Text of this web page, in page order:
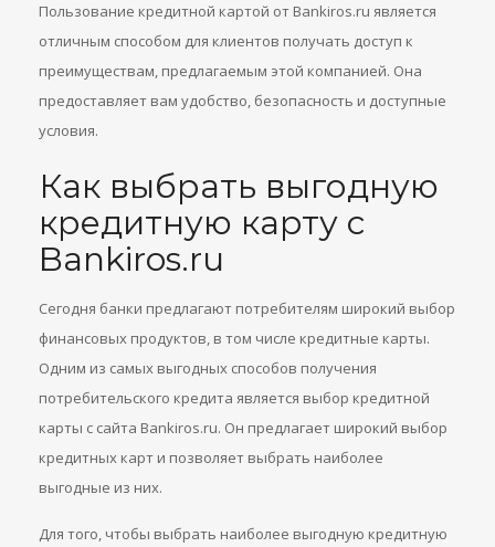
Пользование кредитной картой от Bankiros.ru является
отличным способом для клиентов получать доступ к
преимуществам, предлагаемым этой компанией. Она
предоставляет вам удобство, безопасность и доступные
условия.
Как выбрать выгодную
кредитную карту с
Bankiros.ru
Сегодня банки предлагают потребителям широкий выбор
финансовых продуктов, в том числе кредитные карты.
Одним из самых выгодных способов получения
потребительского кредита является выбор кредитной
карты с сайта Bankiros.ru. Он предлагает широкий выбор
кредитных карт и позволяет выбрать наиболее
выгодные из них.
Для того, чтобы выбрать наиболее выгодную кредитную